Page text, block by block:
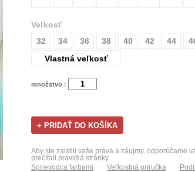
Veľkosť
32
34 36 38 40 42 44
Vlastná veľkosť
množstvo :
Aby ste zaistili vaše práva a záujmy, odporúčame
prečítali pravidlá stránky.
Sprievodca farbami
Veľkostná príručka